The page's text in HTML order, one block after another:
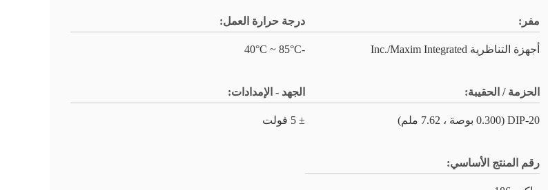
مفر:
أجهزة التناظرية Inc./Maxim Integrated
درجة حرارة العمل:
-40°C ~ 85°C
الحزمة / الحقيبة:
20-DIP (0.300 بوصة ، 7.62 ملم)
الجهد - الإمدادات:
± 5 فولت
رقم المنتج الأساسي: